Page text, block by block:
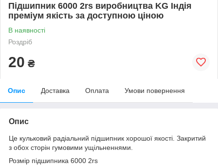
Підшипник 6000 2rs виробництва KG Індія
преміум якість за доступною ціною
В наявності
Роздріб
20 ₴
Опис Доставка Оплата Умови повернення
Опис
Це кульковий радіальний підшипник хорошої якості. Закритий
з обох сторін гумовими ущільненнями.
Розмір підшипника 6000 2rs